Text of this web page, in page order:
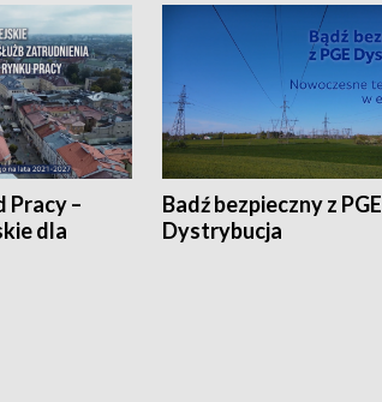
Pracy –
dla
Badź bezpieczny z PGE
Dystrybucja